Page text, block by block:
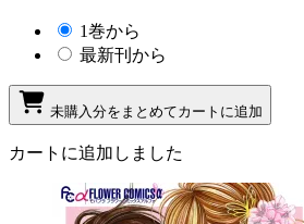
1巻から
最新刊から
未購入分をまとめてカートに追加
カートに追加しました